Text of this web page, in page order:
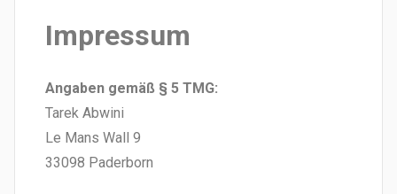
Alltag
Impressum
Angaben gemäß § 5 TMG:
Tarek Abwini
Le Mans Wall 9
33098 Paderborn